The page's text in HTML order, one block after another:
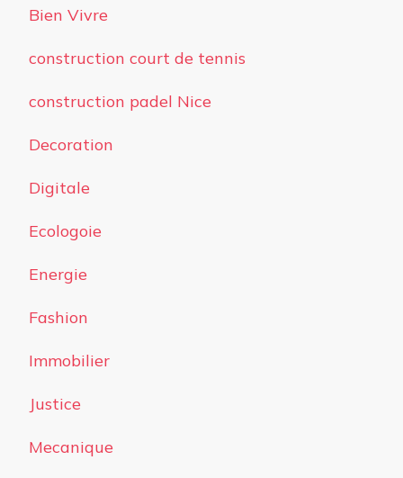
Bien Vivre
construction court de tennis
construction padel Nice
Decoration
Digitale
Ecologoie
Energie
Fashion
Immobilier
Justice
Mecanique